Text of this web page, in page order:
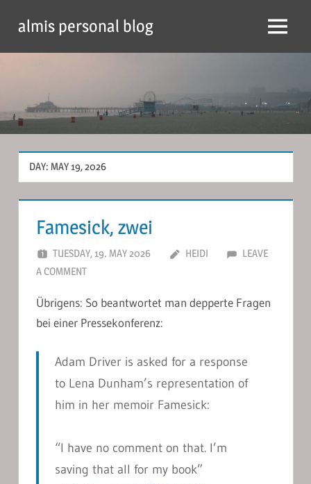
content
almis personal blog Menu
DAY: MAY 19, 2026
Famesick, zwei
TUESDAY, 19. MAY 2026 HEIDI
LEAVE
A COMMENT
Übrigens: So beantwortet man depperte Fragen
bei einer Pressekonferenz:
Adam Driver is asked for a response
to Lena Dunham’s representation of
him in her memoir Famesick:
“I have no comment on that. I’m
saving that all for my book”